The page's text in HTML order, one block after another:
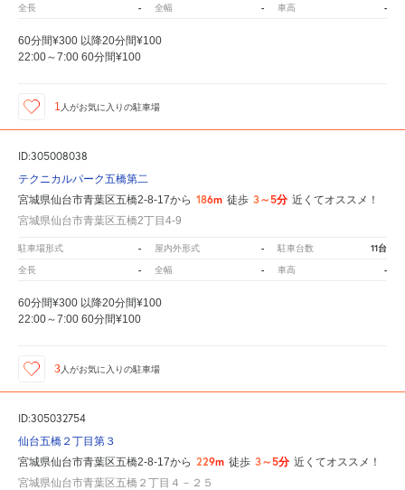
全長 - 全幅 - 車高 -
60分間¥300 以降20分間¥100
22:00～7:00 60分間¥100
1 人がお気に入りの駐車場
ID:305008038
テクニカルパーク五橋第二
宮城県仙台市青葉区五橋2-8-17から 186m 徒歩 3～5分 近くてオススメ！
宮城県仙台市青葉区五橋2丁目4-9
駐車場形式 - 屋内外形式 - 駐車台数 11台
全長 - 全幅 - 車高 -
60分間¥300 以降20分間¥100
22:00～7:00 60分間¥100
3 人がお気に入りの駐車場
ID:305032754
仙台五橋２丁目第３
宮城県仙台市青葉区五橋2-8-17から 229m 徒歩 3～5分 近くてオススメ！
宮城県仙台市青葉区五橋２丁目４－２５